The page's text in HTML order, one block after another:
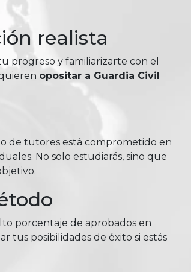
realista
progreso y familiarizarte con el
opositar a Guardia Civil
de tutores está comprometido en
No solo estudiarás, sino que
porcentaje de aprobados en
tus posibilidades de éxito si estás